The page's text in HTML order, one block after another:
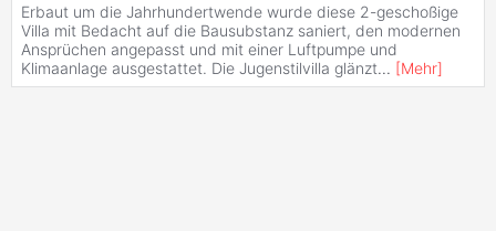
Erbaut um die Jahrhundertwende wurde diese 2-geschoßige
Villa mit Bedacht auf die Bausubstanz saniert, den modernen
Ansprüchen angepasst und mit einer Luftpumpe und
Klimaanlage ausgestattet. Die Jugenstilvilla glänzt... [Mehr]